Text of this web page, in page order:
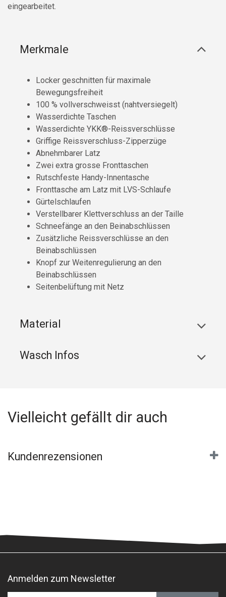
eingearbeitet.
Merkmale
Locker geschnitten für maximale
Bewegungsfreiheit
100 % vollverschweisst (nahtversiegelt)
Wasserdichte Taschen
Wasserdichte YKK®-Reissverschlüsse
Griffige Reissverschluss-Zipperzüge
Abnehmbarer Latz
Zwei extra grosse Fronttaschen
Rutschfeste Handy-Innentasche
Fronttasche am Latz mit LVS-Schlaufe
Gürtelschlaufen
Verstellbarer Klettverschluss an der Taille
Schneefänge an den Beinabschlüssen
Zusätzliche Reissverschlüsse an den
Beinabschlüssen
Knopf zur Weitenregulierung an den
Beinabschlüssen
Seitenbelüftung mit Netz
Material
Wasch Infos
Vielleicht gefällt dir auch
Kundenrezensionen
Anmelden zum Newsletter